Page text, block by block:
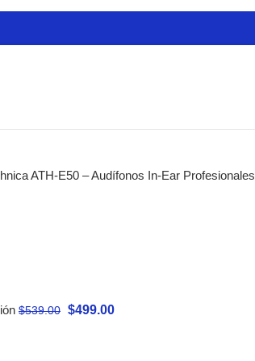
ATH-E50 – Audífonos In-Ear Profesionales
$539.00 $499.00